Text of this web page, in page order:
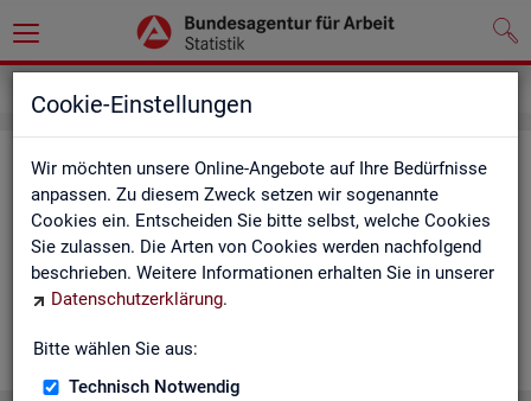
Cookie-Einstellungen
Wir möchten unsere Online-Angebote auf Ihre Bedürfnisse
anpassen. Zu diesem Zweck setzen wir sogenannte
Cookies ein. Entscheiden Sie bitte selbst, welche Cookies
Sie zulassen. Die Arten von Cookies werden nachfolgend
beschrieben. Weitere Informationen erhalten Sie in unserer
Datenschutzerklärung.
Bitte wählen Sie aus:
Technisch Notwendig
Ser­vice
Die Sta­tis­tik derBAbie­tet ein brei­tes An­ge­bot an Pro­duk­ten
und Son­der­aus­wer­tung (nachBe­darf). Haben Sie Fra­gen,
einen spe­zi­el­len Da­ten­wunsch oder möch­ten uns ein Feed­
back zu un­se­ren Pro­duk­ten geben, dann schau­en Sie auf den